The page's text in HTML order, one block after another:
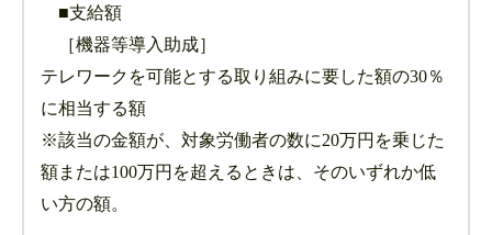
■支給額
［機器等導入助成］
テレワークを可能とする取り組みに要した額の30％
に相当する額
※該当の金額が、対象労働者の数に20万円を乗じた
額または100万円を超えるときは、そのいずれか低
い方の額。